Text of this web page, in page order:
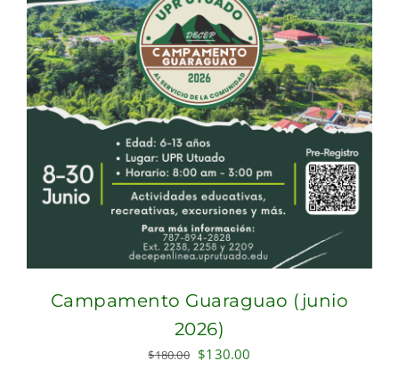
Campamento Guaraguao (junio
2026)
$180.00 Original
$130.00